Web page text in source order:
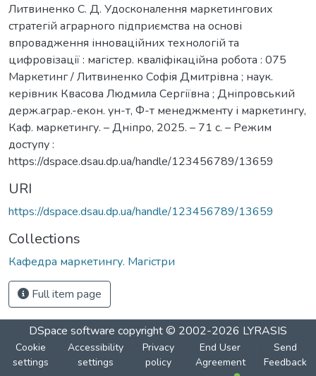
Литвиненко С. Д. Удосконалення маркетингових
стратегій аграрного підприємства на основі
впровадження інноваційних технологій та
цифровізації : магістер. кваліфікаційна робота : 075
Маркетинг / Литвиненко Софія Дмитрівна ; наук.
керівник Квасова Людмила Сергіївна ; Дніпровський
держ.аграр.-екон. ун-т, Ф-т менеджменту і маркетингу,
Каф. маркетингу. – Дніпро, 2025. – 71 с. – Режим
доступу :
https://dspace.dsau.dp.ua/handle/123456789/13659
URI
https://dspace.dsau.dp.ua/handle/123456789/13659
Collections
Кафедра маркетингу. Магістри
Full item page
DSpace software copyright © 2002-2026 LYRASIS
Cookie
settings
Accessibility
settings
Privacy
policy
End User
Agreement
Send
Feedback